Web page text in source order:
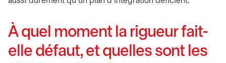
À quel moment la rigueur fait-
elle défaut, et quelles sont les